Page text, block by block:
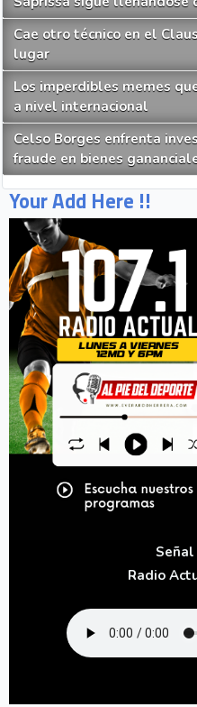
Cae otro técnico en el
lugar
Los imperdibles memes
a nivel internacional
Celso Borges enfrenta
fraude en bienes
Your Add Here !!
Señal
Radio